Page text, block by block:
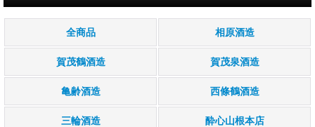
すべての商品見れます
季節限定のお酒
純米大吟醸酒
大吟醸酒
全商品 相原酒造
賀茂鶴酒造 賀茂泉酒造
亀齢酒造 西條鶴酒造
三輪酒造 酔心山根本店